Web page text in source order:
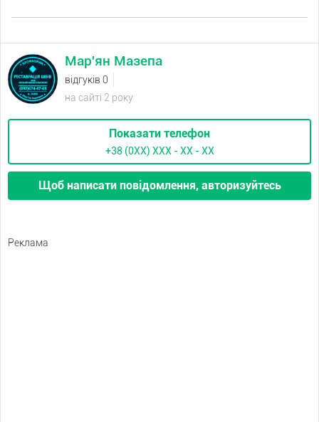
Мар'ян Мазепа
відгуків 0
на сайті 2 року
Показати телефон
+38 (0XX) ХХХ - ХХ - ХХ
Щоб написати повідомлення, авторизуйтесь
Реклама